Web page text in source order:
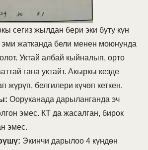
сегиз жылдан бери эки буту күн
эми жатканда бели менен моюнунда
Уктай албай кыйналып, орто
гана уктайт. Акыркы кезде
жүрүп, белгилери күчөп кеткен.
Ооруканада дарыланганда эч
эмес. КТ да жасалган, бирок
эмес.
Экинчи дарылоо 4 күндөн